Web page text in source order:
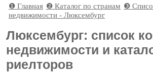
❶ Главная ❷ Каталог по странам ❸
недвижимости - Люксембург
Люксембург: список
недвижимости и
риелторов